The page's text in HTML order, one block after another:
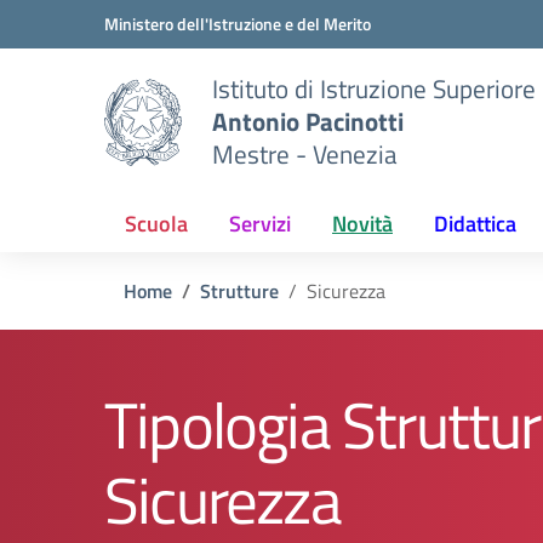
Vai ai contenuti
Vai al menu di navigazioneMinistero dell'Istruzione e del Merito
Istituto di Istruzione Superiore
Antonio Pacinotti
Mestre - Venezia
Scuola Servizi Novità Didattica
Home Strutture Sicurezza
Tipologia
Sicurezza